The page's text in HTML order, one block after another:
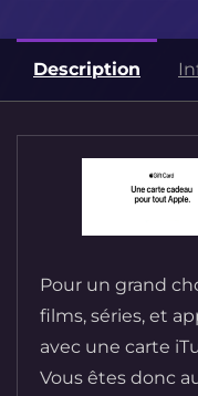
Description
Pour un grand
films, séries, et
avec une carte
Vous êtes donc